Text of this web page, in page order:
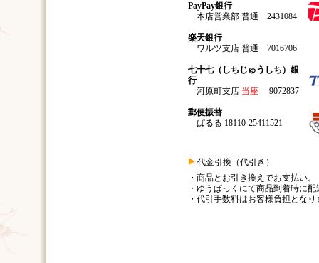
PayPay銀行
本店営業部 普通 2431084
楽天銀行
ワルツ支店 普通 7016706
七十七（しちじゅうしち）銀
行
河原町支店 当座 9072837
郵便振替
ぱるる 18110-25411521
代金引換（代引き）
・商品とお引き換えでお支払い。
・ゆうぱっくにて商品到着時に
・代引手数料はお客様負担となり